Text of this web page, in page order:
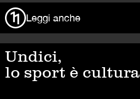
Leggi anche
Undici,
lo sport è cultura